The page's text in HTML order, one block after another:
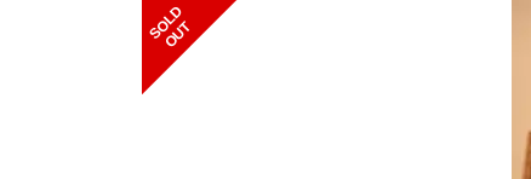
S
O
L
D
O
U
T